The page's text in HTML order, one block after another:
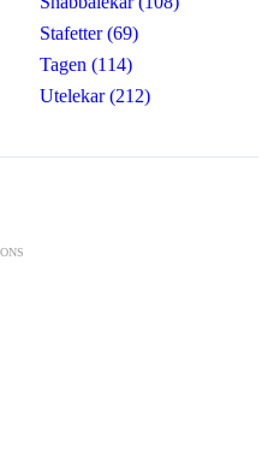
Stafetter (69)
Tagen (114)
Utelekar (212)